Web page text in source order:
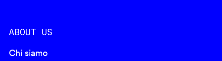
ABOUT US
Chi siamo